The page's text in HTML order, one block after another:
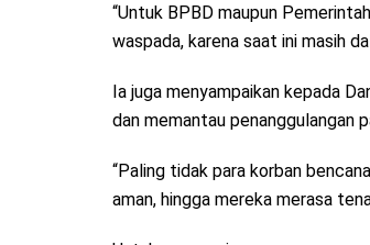
“Untuk BPBD maupun
waspada, karena saat ini masih
Ia juga menyampaikan kepada
dan memantau penanggulangan
“Paling tidak para korban
aman, hingga mereka merasa